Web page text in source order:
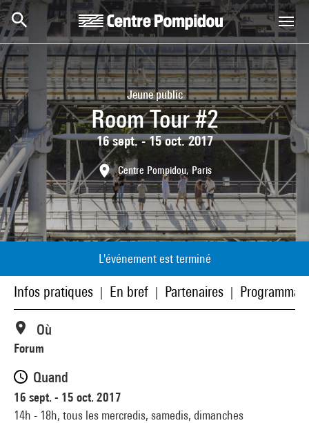
Aller au contenu principal
Centre Pompidou
Jeune public
Room Tour #2
16 sept. - 15 oct. 2017
Centre Pompidou, Paris
L'événement est terminé
Infos pratiques En bref Partenaires
Où
Forum
Quand
16 sept. - 15 oct. 2017
14h - 18h, tous les mercredis, samedis, dimanches